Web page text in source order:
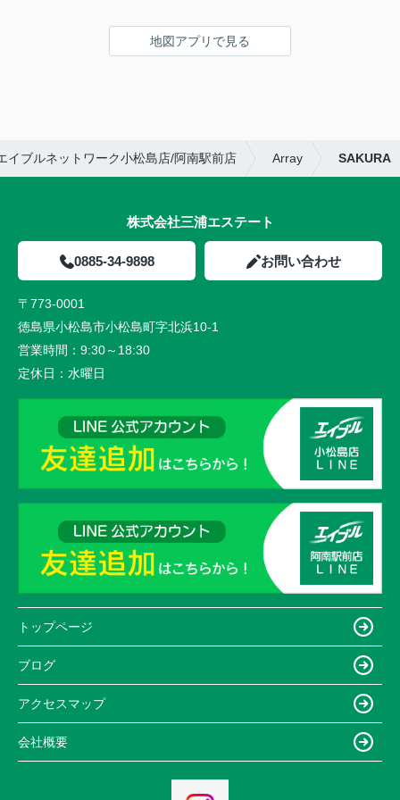
地図アプリで見る
イブルネットワーク小松島店/阿南駅前店 Array SAKURA
株式会社三浦エステート
0885-34-9898 お問い合わせ
〒773-0001
徳島県小松島市小松島町字北浜10-1
営業時間： 9:30～18:30
定休日： 水曜日
トップページ
ブログ
アクセスマップ
会社概要